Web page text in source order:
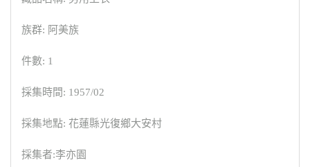
族群: 阿美族
件數: 1
採集時間: 1957/02
採集地點: 花蓮縣光復鄉大安村
採集者:李亦園